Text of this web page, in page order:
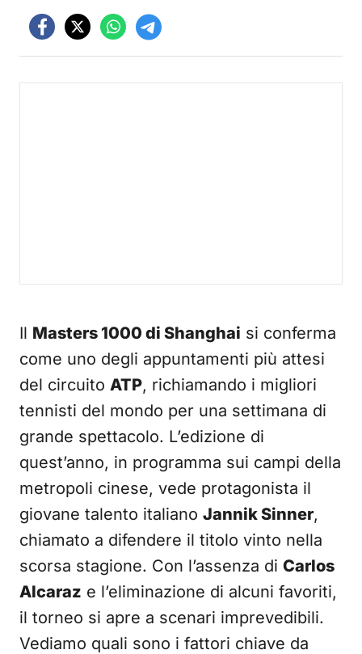
Il Masters 1000 di Shanghai si conferma
come uno degli appuntamenti più attesi
del circuito ATP, richiamando i migliori
tennisti del mondo per una settimana di
grande spettacolo. L’edizione di
quest’anno, in programma sui campi della
metropoli cinese, vede protagonista il
giovane talento italiano Jannik Sinner,
chiamato a difendere il titolo vinto nella
scorsa stagione. Con l’assenza di Carlos
Alcaraz e l’eliminazione di alcuni favoriti,
il torneo si apre a scenari imprevedibili.
Vediamo quali sono i fattori chiave da